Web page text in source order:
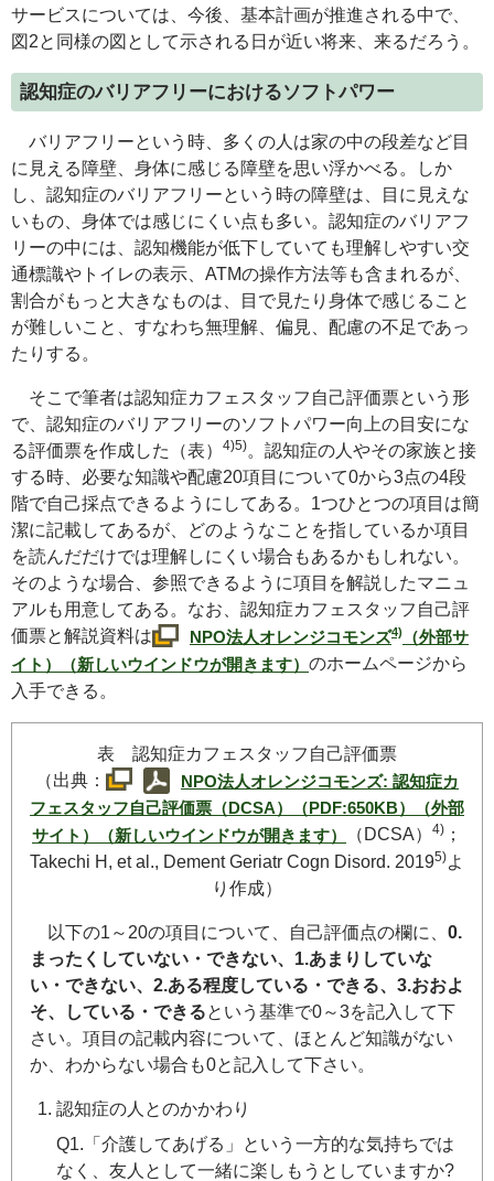
サービスについては、今後、基本計画が推進される中で、
図2と同様の図として示される日が近い将来、来るだろう。
認知症のバリアフリーにおけるソフトパワー
バリアフリーという時、多くの人は家の中の段差など目
に見える障壁、身体に感じる障壁を思い浮かべる。しか
し、認知症のバリアフリーという時の障壁は、目に見えな
いもの、身体では感じにくい点も多い。認知症のバリアフ
リーの中には、認知機能が低下していても理解しやすい交
通標識やトイレの表示、ATMの操作方法等も含まれるが、
割合がもっと大きなものは、目で見たり身体で感じること
が難しいこと、すなわち無理解、偏見、配慮の不足であっ
たりする。
そこで筆者は認知症カフェスタッフ自己評価票という形
で、認知症のバリアフリーのソフトパワー向上の目安にな
る評価票を作成した（表）
4)5)。認知症の人やその家族と接
する時、必要な知識や配慮20項目について0から3点の4段
階で自己採点できるようにしてある。1つひとつの項目は簡
潔に記載してあるが、どのようなことを指しているか項目
を読んだだけでは理解しにくい場合もあるかもしれない。
そのような場合、参照できるように項目を解説したマニュ
アルも用意してある。なお、認知症カフェスタッフ自己評
価票と解説資料は
NPO法人オレンジコモンズ4)
（外部サ
イト）（新しいウインドウが開きます） のホームページから
入手できる。
表 認知症カフェスタッフ自己評価票
（出典：
NPO法人オレンジコモンズ: 認知症カ
フェスタッフ自己評価票 （DCSA）
（PDF:650KB）（外部
サイト）（新しいウインドウが開きます）
（DCSA） 4) ；
Takechi H, et al., Dement Geriatr Cogn Disord. 20195)よ
り作成）
以下の1～20の項目について、自己評価点の欄に、 0.
まったくしていない・できない、1.あまりしていな
い・できない、2.ある程度している・できる、3.おおよ
そ、している・できるという基準で0～3を記入して下
さい。項目の記載内容について、ほとんど知識がない
か、わからない場合も0と記入して下さい。
認知症の人とのかかわり
Q1.「介護してあげる」という一方的な気持ちでは
なく、友人として一緒に楽しもうとしていますか?